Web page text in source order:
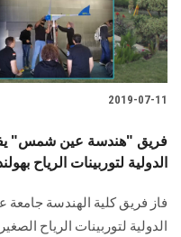
2019-07-11
فريق "هندسة عين شمس"
الدولية لتوربينات الرياح